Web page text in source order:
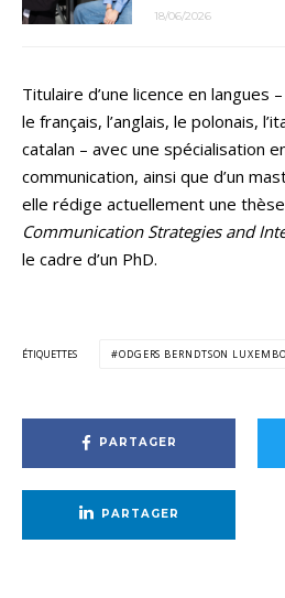
18/06/2026
Titulaire d’une licence en langues
le français, l’anglais, le polonais,
catalan – avec une spécialisation
communication, ainsi que d’un
elle rédige actuellement une
Communication Strategies and
le cadre d’un PhD.
ÉTIQUETTES ODGERS BERNDTSON
PARTAGER
PARTAGER